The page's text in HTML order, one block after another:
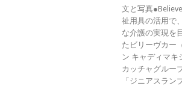
文と写真
祉用具の活用で
な介護の実現を
たビリーヴカー
ン キャディマキ
カッチャグルー
「ジニアスラン